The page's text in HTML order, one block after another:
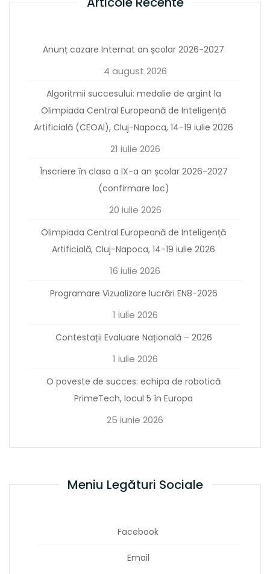
Anunț cazare Internat an școlar 2026-2027
4 august 2026
Algoritmii succesului: medalie de argint la
Olimpiada Central Europeană de Inteligență
Artificială (CEOAI), Cluj-Napoca, 14-19 iulie 2026
21 iulie 2026
Înscriere în clasa a IX-a an școlar 2026-2027
(confirmare loc)
20 iulie 2026
Olimpiada Central Europeană de Inteligență
Artificială, Cluj-Napoca, 14-19 iulie 2026
16 iulie 2026
Programare Vizualizare lucrări EN8-2026
1 iulie 2026
Contestații Evaluare Națională – 2026
1 iulie 2026
O poveste de succes: echipa de robotică
PrimeTech, locul 5 în Europa
25 iunie 2026
Meniu Legături Sociale
Facebook
Email